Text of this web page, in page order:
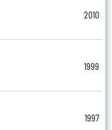
2010
1999
1997